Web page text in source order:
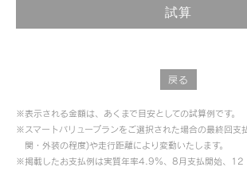
戻る
※表示される金額は、あくまで目安としての試算例です。
※スマートバリュープランをご選択された場合の最終回支
関・外装の程度)や走行距離により変動いたします。
※掲載したお支払例は実質年率4.9％、8月支払開始、12